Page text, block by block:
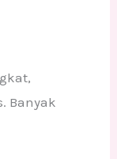
Banyak